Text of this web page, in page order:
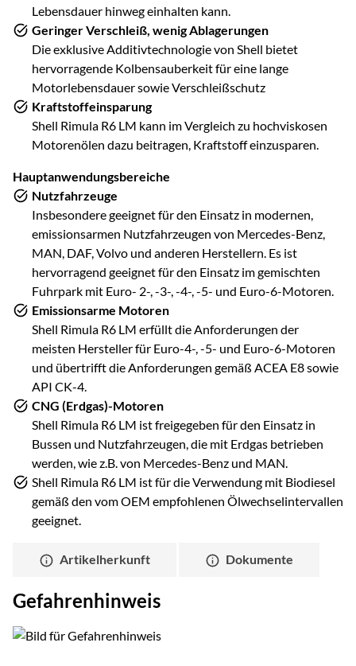
Lebensdauer hinweg einhalten kann.
Geringer Verschleiß, wenig Ablagerungen
Die exklusive Additivtechnologie von Shell bietet
hervorragende Kolbensauberkeit für eine lange
Motorlebensdauer sowie Verschleißschutz
Kraftstoffeinsparung
Shell Rimula R6 LM kann im Vergleich zu hochviskosen
Motorenölen dazu beitragen, Kraftstoff einzusparen.
Hauptanwendungsbereiche
Nutzfahrzeuge
Insbesondere geeignet für den Einsatz in modernen,
emissionsarmen Nutzfahrzeugen von Mercedes-Benz,
MAN, DAF, Volvo und anderen Herstellern. Es ist
hervorragend geeignet für den Einsatz im gemischten
Fuhrpark mit Euro- 2-, -3-, -4-, -5- und Euro-6-Motoren.
Emissionsarme Motoren
Shell Rimula R6 LM erfüllt die Anforderungen der
meisten Hersteller für Euro-4-, -5- und Euro-6-Motoren
und übertrifft die Anforderungen gemäß ACEA E8 sowie
API CK-4.
CNG (Erdgas)-Motoren
Shell Rimula R6 LM ist freigegeben für den Einsatz in
Bussen und Nutzfahrzeugen, die mit Erdgas betrieben
werden, wie z.B. von Mercedes-Benz und MAN.
Shell Rimula R6 LM ist für die Verwendung mit Biodiesel
gemäß den vom OEM empfohlenen Ölwechselintervallen
geeignet.
Artikelherkunft Dokumente
Gefahrenhinweis